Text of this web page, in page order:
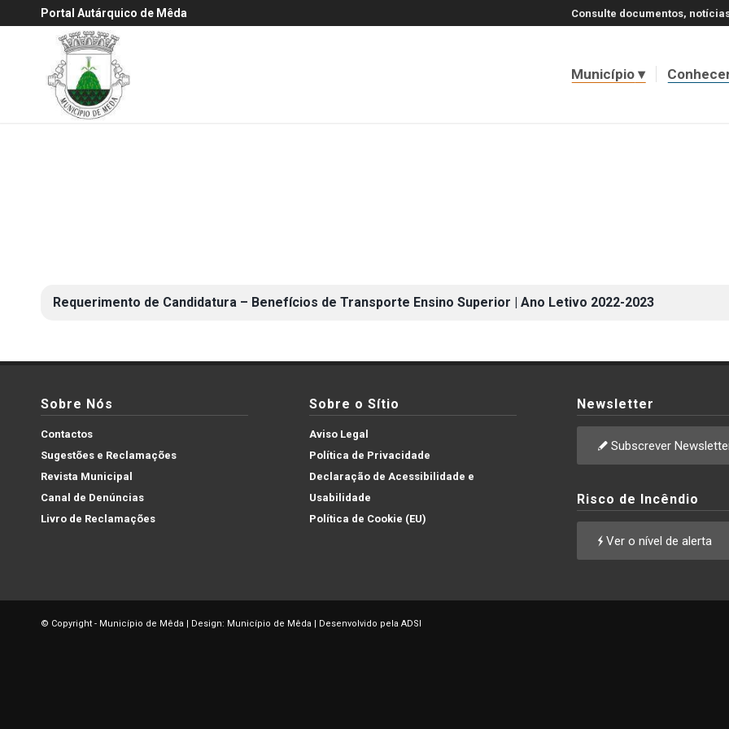
Portal Autárquico de Mêda Consulte documentos,
Município
Requerimento de Candidatura – Benefícios de Transporte Ensino Superior | Ano Letivo 2022-2023
Sobre Nós
Contactos
Sugestões e Reclamações
Revista Municipal
Canal de Denúncias
Livro de Reclamações
Sobre o Sítio
Aviso Legal
Política de Privacidade
Declaração de Acessibilidade e
Usabilidade
Política de Cookie (EU)
Newsletter
Subscrever
Risco de Incêndio
Ver o nível de alerta
© Copyright - Município de Mêda | Design: Município de Mêda | Desenvolvido pela ADSI